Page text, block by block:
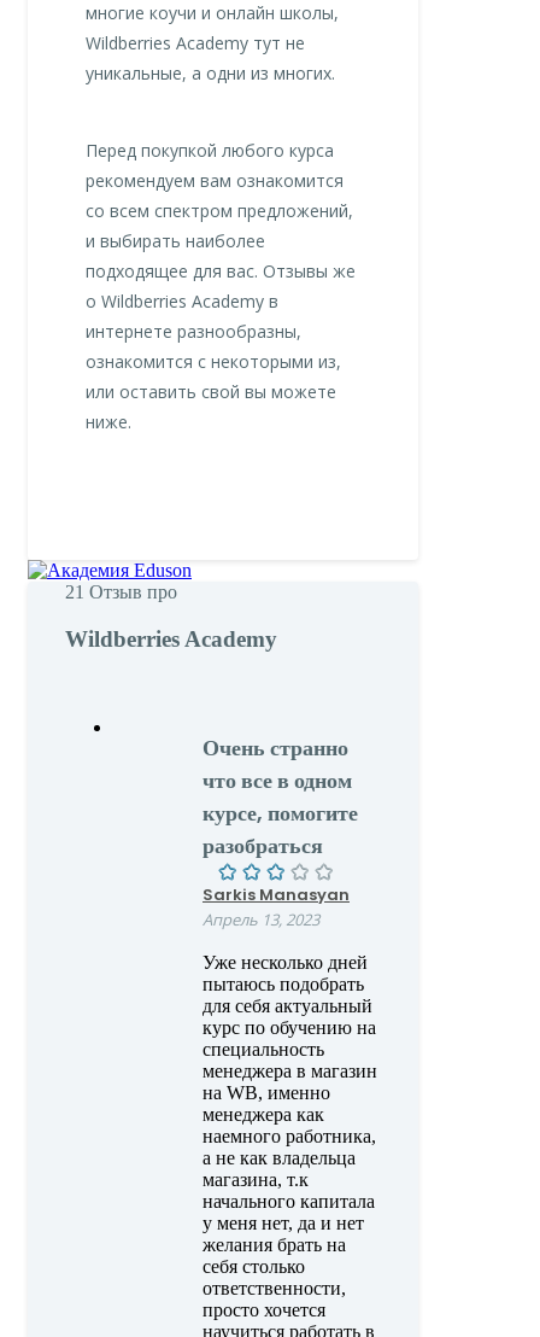
многие коучи и онлайн школы,
Wildberries Academy тут не
уникальные, а одни из многих.
Перед покупкой любого курса
рекомендуем вам ознакомится
со всем спектром предложений,
и выбирать наиболее
подходящее для вас. Отзывы же
о Wildberries Academy в
интернете разнообразны,
ознакомится с некоторыми из,
или оставить свой вы можете
ниже.
21 Отзыв про
Wildberries Academy
Очень странно
что все в одном
курсе, помогите
разобраться
Sarkis Manasyan
Апрель 13, 2023
Уже несколько дней
пытаюсь подобрать
для себя актуальный
курс по обучению на
специальность
менеджера в магазин
на WB, именно
менеджера как
наемного работника,
а не как владельца
магазина, т.к
начального капитала
у меня нет, да и нет
желания брать на
себя столько
ответственности,
просто хочется
научиться работать в